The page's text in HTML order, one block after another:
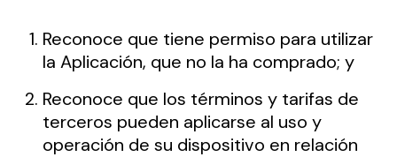
Reconoce que tiene permiso para utilizar
la Aplicación, que no la ha comprado; y
Reconoce que los términos y tarifas de
terceros pueden aplicarse al uso y
operación de su dispositivo en relación